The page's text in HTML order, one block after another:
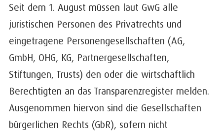
Seit dem 1. August müssen laut GwG alle
juristischen Personen des Privatrechts und
eingetragene Personengesellschaften (AG,
GmbH, OHG, KG, Partnergesellschaften,
Stiftungen, Trusts) den oder die wirtschaftlich
Berechtigten an das Transparenzregister melden.
Ausgenommen hiervon sind die Gesellschaften
bürgerlichen Rechts (GbR), sofern nicht